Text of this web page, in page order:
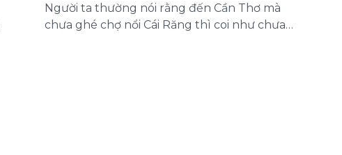
Người ta thường nói rằng đến Cần Thơ mà
chưa ghé chợ nổi Cái Răng thì coi như chưa